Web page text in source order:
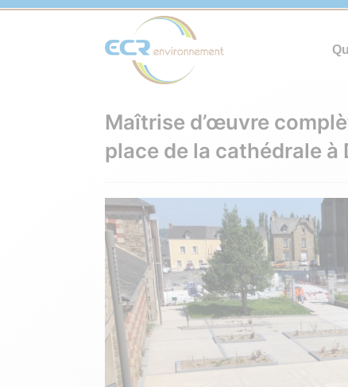
Maîtrise d’œuvre
place de la cathédrale à